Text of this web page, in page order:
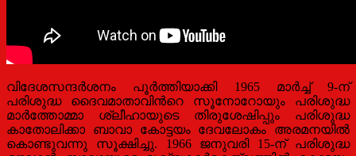
വിദേശസന്ദര്‍ശനം പൂര്‍ത്തിയാക്കി 1965 മാര്‍ച്ച് 9-ന്
പരിശുദ്ധ ദൈവമാതാവിന്‍റെ സൂനോറോയും പരിശുദ്ധ
മാര്‍ത്തോമ്മാ ശ്ലീഹായുടെ തിരുശേഷിപ്പും പരിശുദ്ധ
കാതോലിക്കാ ബാവാ കോട്ടയം ദേവലോകം അരമനയില്‍
കൊണ്ടുവന്നു സൂക്ഷിച്ചു. 1966 ജനുവരി 15-ന് പരിശുദ്ധ